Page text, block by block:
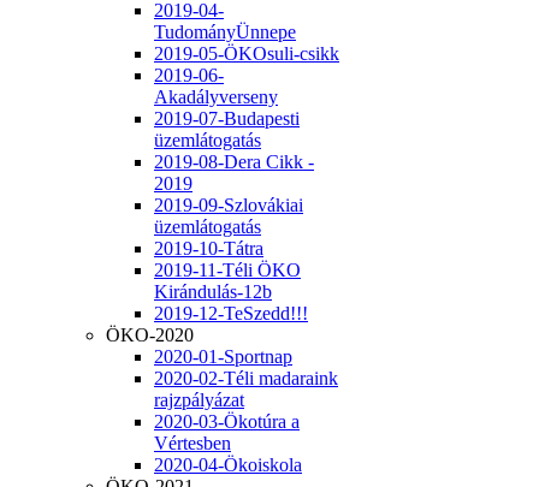
2019-04-
TudományÜnnepe
2019-05-ÖKOsuli-csikk
2019-06-
Akadályverseny
2019-07-Budapesti
üzemlátogatás
2019-08-Dera Cikk -
2019
2019-09-Szlovákiai
üzemlátogatás
2019-10-Tátra
2019-11-Téli ÖKO
Kirándulás-12b
2019-12-TeSzedd!!!
ÖKO-2020
2020-01-Sportnap
2020-02-Téli madaraink
rajzpályázat
2020-03-Ökotúra a
Vértesben
2020-04-Ökoiskola